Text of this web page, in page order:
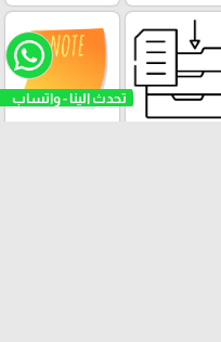
تحدث الينا - واتساب